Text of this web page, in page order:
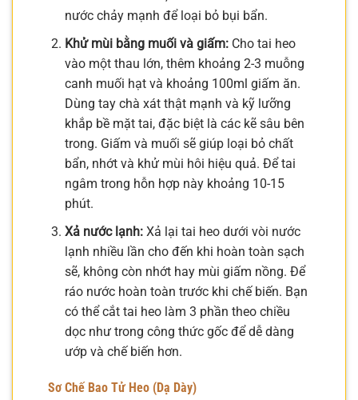
nước chảy mạnh để loại bỏ bụi bẩn.
Khử mùi bằng muối và giấm:Cho tai heo
vào một thau lớn, thêm khoảng 2-3 muỗng
canh muối hạt và khoảng 100ml giấm ăn.
Dùng tay chà xát thật mạnh và kỹ lưỡng
khắp bề mặt tai, đặc biệt là các kẽ sâu bên
trong. Giấm và muối sẽ giúp loại bỏ chất
bẩn, nhớt và khử mùi hôi hiệu quả. Để tai
ngâm trong hỗn hợp này khoảng 10-15
phút.
Xả nước lạnh:Xả lại tai heo dưới vòi nước
lạnh nhiều lần cho đến khi hoàn toàn sạch
sẽ, không còn nhớt hay mùi giấm nồng. Để
ráo nước hoàn toàn trước khi chế biến. Bạn
có thể cắt tai heo làm 3 phần theo chiều
dọc như trong công thức gốc để dễ dàng
ướp và chế biến hơn.
Sơ Chế Bao Tử Heo (Dạ Dày)